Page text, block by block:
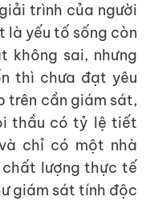
trình của người
là yếu tố sống còn
không sai, nhưng
thì chưa đạt yêu
trên cần giám sát,
thầu có tỷ lệ tiết
chỉ có một nhà
lượng thực tế
giám sát tính độc